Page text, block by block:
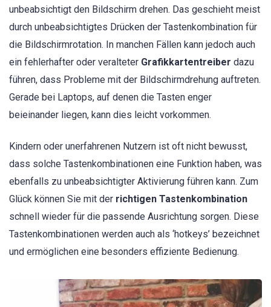
unbeabsichtigt den Bildschirm drehen. Das geschieht meist
durch unbeabsichtigtes Drücken der Tastenkombination für
die Bildschirmrotation. In manchen Fällen kann jedoch auch
ein fehlerhafter oder veralteter Grafikkartentreiber dazu
führen, dass Probleme mit der Bildschirmdrehung auftreten.
Gerade bei Laptops, auf denen die Tasten enger
beieinander liegen, kann dies leicht vorkommen.
Kindern oder unerfahrenen Nutzern ist oft nicht bewusst,
dass solche Tastenkombinationen eine Funktion haben, was
ebenfalls zu unbeabsichtigter Aktivierung führen kann. Zum
Glück können Sie mit der richtigen Tastenkombination
schnell wieder für die passende Ausrichtung sorgen. Diese
Tastenkombinationen werden auch als ‘hotkeys’ bezeichnet
und ermöglichen eine besonders effiziente Bedienung.